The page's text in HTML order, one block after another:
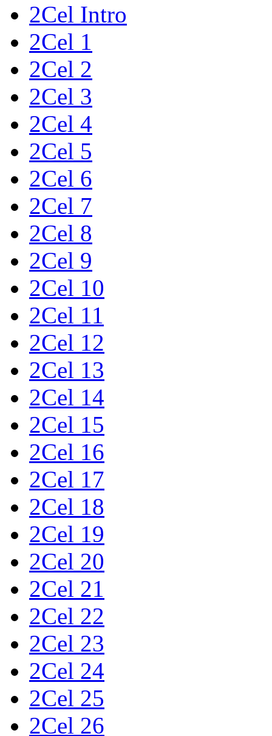
2Cel Intro
2Cel 1
2Cel 2
2Cel 3
2Cel 4
2Cel 5
2Cel 6
2Cel 7
2Cel 8
2Cel 9
2Cel 10
2Cel 11
2Cel 12
2Cel 13
2Cel 14
2Cel 15
2Cel 16
2Cel 17
2Cel 18
2Cel 19
2Cel 20
2Cel 21
2Cel 22
2Cel 23
2Cel 24
2Cel 25
2Cel 26